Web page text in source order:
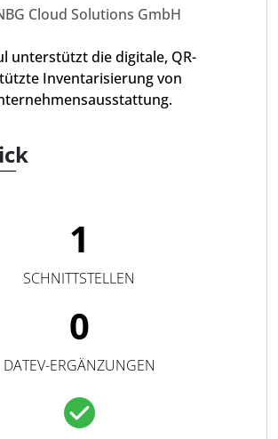
Cloud Solutions GmbH
unterstützt die digitale, QR-
Inventarisierung von
1
SCHNITTSTELLEN
0
DATEV-ERGÄNZUNGEN